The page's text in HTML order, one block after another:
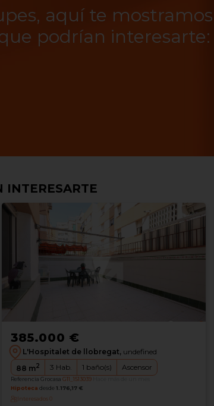
aquí te
podrían interesarte:
INTERESARTE
385.000 €
L'Hospitalet de llobregat, undefined
88 m2 3 Hab. 1 baño(s) Ascensor
Referencia Grocasa G11_1513039
Hipoteca desde 1.176,17 €
Interesados0